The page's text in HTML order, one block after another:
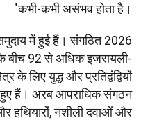
कभी-कभी असंभव होता है।"
समुदाय में हुई हैं। संगठित
के बीच 92 से अधिक इजरायली-
के लिए युद्ध और प्रतिद्वंद्वियों
हैं। अरब आपराधिक संगठन
हथियारों, नशीली दवाओं और